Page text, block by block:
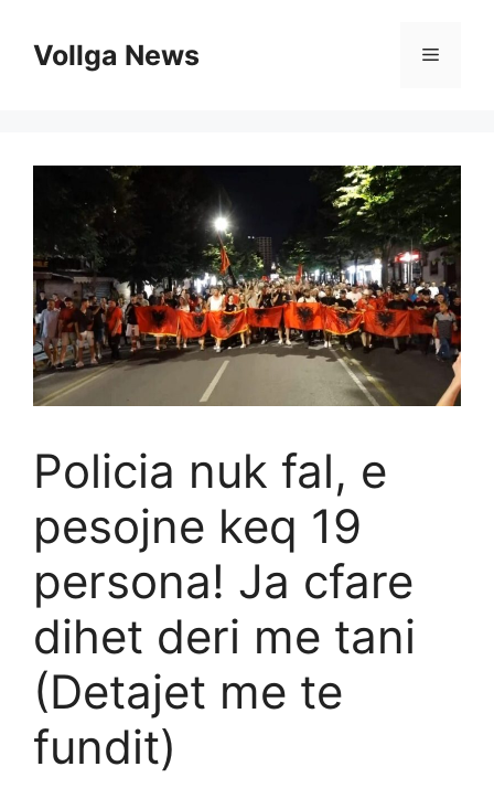
contentVollga News Menu
Policia nuk fal, e
pesojne keq 19
persona! Ja cfare
dihet deri me tani
(Detajet me te
fundit)